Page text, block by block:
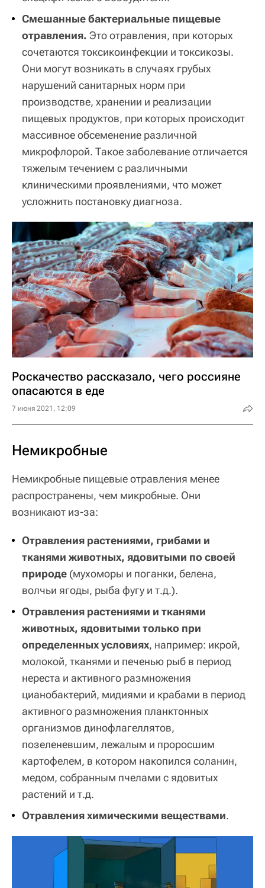
Смешанные бактериальные пищевые
отравления. Это отравления, при которых
сочетаются токсикоинфекции и токсикозы.
Они могут возникать в случаях грубых
нарушений санитарных норм при
производстве, хранении и реализации
пищевых продуктов, при которых происходит
массивное обсеменение различной
микрофлорой. Такое заболевание отличается
тяжелым течением с различными
клиническими проявлениями, что может
усложнить постановку диагноза.
Роскачество рассказало, чего россияне
опасаются в еде
7 июня 2021, 12:09
Немикробные
Немикробные пищевые отравления менее
распространены, чем микробные. Они
возникают из-за:
Отравления растениями, грибами и
тканями животных, ядовитыми по своей
природе (мухоморы и поганки, белена,
волчьи ягоды, рыба фугу и т.д.).
Отравления растениями и тканями
животных, ядовитыми только при
определенных условиях, например: икрой,
молокой, тканями и печенью рыб в период
нереста и активного размножения
цианобактерий, мидиями и крабами в период
активного размножения планктонных
организмов динофлагеллятов,
позеленевшим, лежалым и проросшим
картофелем, в котором накопился соланин,
медом, собранным пчелами с ядовитых
растений и т.д.
Отравления химическими веществами.